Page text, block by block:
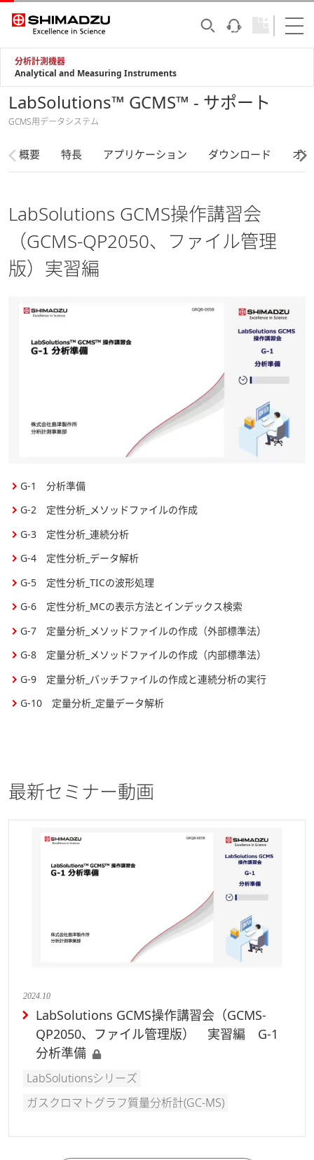
分析計測機器
Analytical and Measuring Instruments
LabSolutions™ GCMS™ - サポート
GCMS用データシステム
概要 特長 アプリケーション ダウンロード オ
LabSolutions GCMS操作講習会
（GCMS-QP2050、ファイル管理
版）実習編
G-1 分析準備
G-2 定性分析_メソッドファイルの作成
G-3 定性分析_連続分析
G-4 定性分析_データ解析
G-5 定性分析_TICの波形処理
G-6 定性分析_MCの表示方法とインデックス検索
G-7 定量分析_メソッドファイルの作成（外部標準法）
G-8 定量分析_メソッドファイルの作成（内部標準法）
G-9 定量分析_バッチファイルの作成と連続分析の実行
G-10 定量分析_定量データ解析
最新セミナー動画
2024.10
LabSolutions GCMS操作講習会（GCMS-
QP2050、ファイル管理版） 実習編 G-1
分析準備
LabSolutionsシリーズ
ガスクロマトグラフ質量分析計(GC-MS)